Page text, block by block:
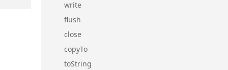
write
flush
close
copyTo
toString